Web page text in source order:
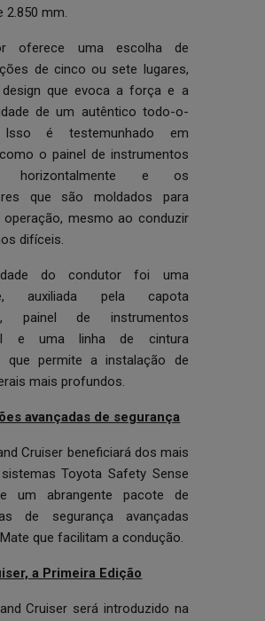
2.850 mm.
oferece uma escolha de
de cinco ou sete lugares,
que evoca a força e a
de um autêntico todo-o-
Isso é testemunhado em
o painel de instrumentos
horizontalmente e os
que são moldados para
mesmo ao conduzir
difíceis.
do condutor foi uma
auxiliada pela capota
painel de instrumentos
e uma linha de cintura
que permite a instalação de
mais profundos.
avançadas de segurança
Cruiser beneficiará dos mais
Toyota Safety Sense
um abrangente pacote de
de segurança avançadas
que facilitam a condução.
a Primeira Edição
Cruiser será introduzido na